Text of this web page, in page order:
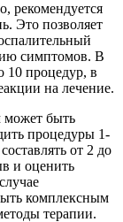
рекомендуется
Это позволяет
симптомов. В
10 процедур, в
на лечение.
может быть
процедуры 1-
от 2 до
и оценить
комплексным
терапии.